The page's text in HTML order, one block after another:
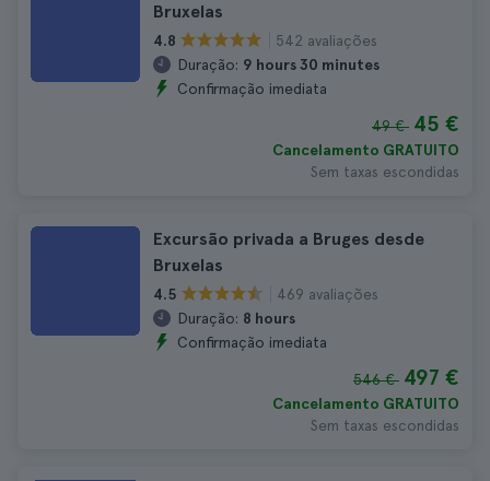
Bruxelas
4.8
542 avaliações
Duração: 9 hours 30 minutes
Confirmação imediata
49 € 45 €
Cancelamento GRATUITO
Sem taxas escondidas
Excursão privada a Bruges desde
Bruxelas
4.5
469 avaliações
Duração: 8 hours
Confirmação imediata
546 € 497 €
Cancelamento GRATUITO
Sem taxas escondidas